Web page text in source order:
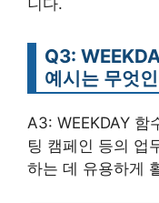
Q3:
예시는 무엇
A3: WEEKDAY 함
팅 캠페인 등의 업
하는 데 유용하게